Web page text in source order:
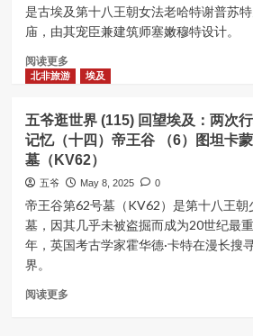
庙
(Karnak
Temple)
十
三
的
记
（十
七）
菲
神
庙
(Philae
Temple)
回
望
及：
两
行
程，
跨
十
三
年
的
（十
是古埃及第十八王朝女法老哈特谢普苏
庙，由其宠臣兼建筑师塞嫩穆特设计。
阅读更多Read
more
五
爷
逛
世
界
回
望
埃
次
北非旅游 埃及
五爷逛世界 (115) 回望埃及：两次
记忆（十四）帝王谷 （6）图坦卡
墓（KV62）
五爷 May 8, 2025 0
帝王谷第62号墓（KV62）是第十八王朝
墓，因其几乎未被盗掘而成为20世纪最
年，英国考古学家霍华德·卡特在漫长搜
界。
阅读更多Read